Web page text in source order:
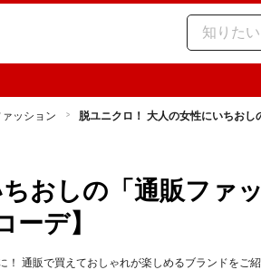
ッション 脱ユニクロ！ 大人の女性にいちおし
おしの「通販ファ
デ】
通販で買えておしゃれが楽しめるブランドをご紹